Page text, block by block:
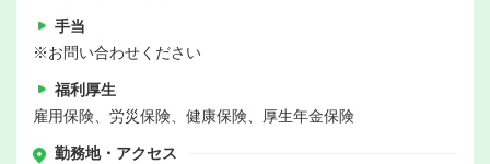
手当
※お問い合わせください
福利厚生
雇用保険、労災保険、健康保険、厚生年金保険
勤務地・アクセス